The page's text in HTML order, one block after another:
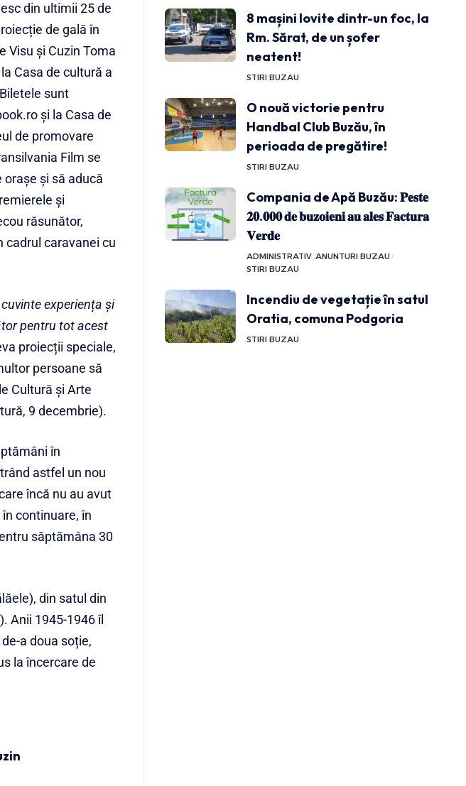
din ultimii 25 de
de gală în
Visu și Cuzin Toma
Casa de cultură a
sunt
și la Casa de
de promovare
Film se
și să aducă
și
răsunător,
cadrul caravanei cu
experiența și
pentru tot acest
proiecții speciale,
persoane să
Cultură şi Arte
9 decembrie).
în
astfel un nou
încă nu au avut
continuare, în
săptămâna 30
din satul din
Anii 1945-1946 îl
a doua soție,
la încercare de
8 mașini lovite dintr-un foc, la
Rm. Sărat, de un șofer
neatent!
STIRI BUZAU
O nouă victorie pentru
Handbal Club Buzău, în
perioada de pregătire!
STIRI BUZAU
Compania de Apă Buzău: 𝐏𝐞𝐬𝐭𝐞
𝟐𝟎.𝟎𝟎𝟎 𝐝𝐞 𝐛𝐮𝐳𝐨𝐢𝐞𝐧𝐢 𝐚𝐮 𝐚𝐥𝐞𝐬 𝐅𝐚𝐜𝐭𝐮𝐫𝐚
𝐕𝐞𝐫𝐝𝐞
ADMINISTRATIV ANUNTURI BUZAU
STIRI BUZAU
Incendiu de vegetație în satul
Oratia, comuna Podgoria
STIRI BUZAU